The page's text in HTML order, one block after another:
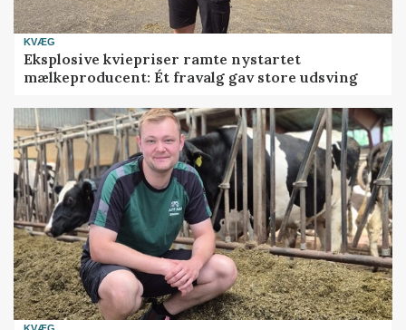
KVÆG
Eksplosive kviepriser ramte nystartet
mælkeproducent: Ét fravalg gav store udsving